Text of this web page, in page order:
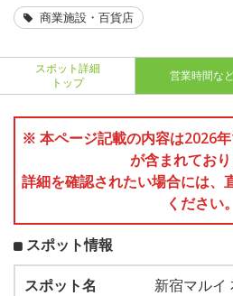
商業施設・百貨店
スポット詳細
トップ
営業時間な
※ 本ページ記載の内容は2026
が含まれており
詳細を確認されたい場合には、
ください。
スポット情報
スポット名
新宿マルイ